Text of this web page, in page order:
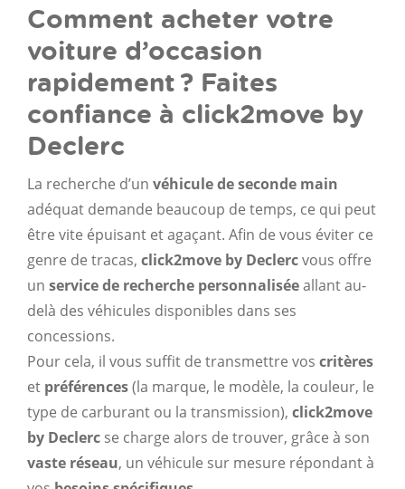
Comment acheter votre
voiture d’occasion
rapidement ? Faites
confiance à click2move by
Declerc
La recherche d’un véhicule de seconde main
adéquat demande beaucoup de temps, ce qui peut
être vite épuisant et agaçant. Afin de vous éviter ce
genre de tracas, click2move by Declercvous offre
un service de recherche personnaliséeallant au-
delà des véhicules disponibles dans ses
concessions.
Pour cela, il vous suffit de transmettre vos critères
et préférences(la marque, le modèle, la couleur, le
type de carburant ou la transmission), click2move
by Declerc se charge alors de trouver, grâce à son
vaste réseau, un véhicule sur mesure répondant à